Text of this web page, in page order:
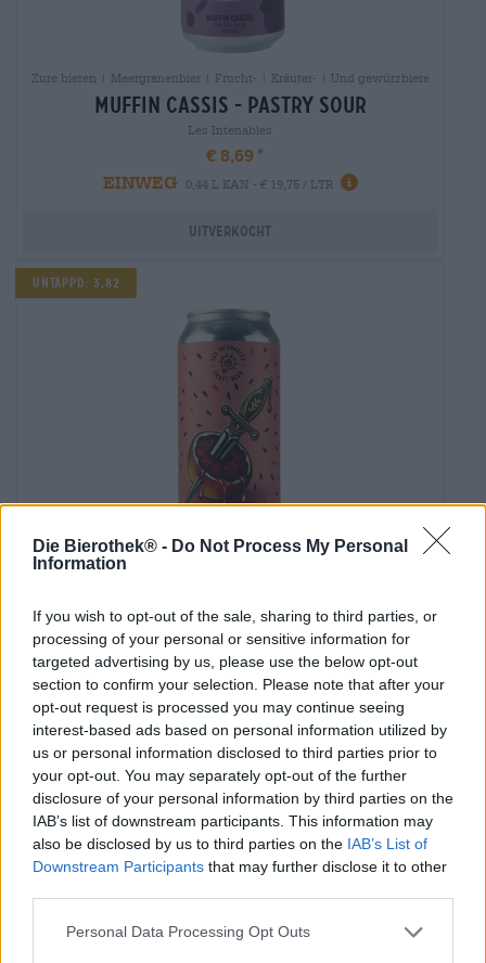
Die Bierothek® - Do Not Process My Personal
Information
If you wish to opt-out of the sale, sharing to third parties, or
processing of your personal or sensitive information for
targeted advertising by us, please use the below opt-out
section to confirm your selection. Please note that after your
opt-out request is processed you may continue seeing
interest-based ads based on personal information utilized by
us or personal information disclosed to third parties prior to
your opt-out. You may separately opt-out of the further
disclosure of your personal information by third parties on the
IAB’s list of downstream participants. This information may
also be disclosed by us to third parties on the IAB’s List of
Downstream Participants that may further disclose it to other
Personal Data Processing Opt Outs
Zure bieren | Meergranenbier | Frucht- | Kräuter- | Und gewürzbiere
muffin cassis - pastry sour
Les Intenables
€ 8,69
EINWEG
0,44 L KAN - € 19,75 / LTR
Uitverkocht
UNTAPPD: 3,82
sicilian blood - fruited sour
Les Intenables
€ 7,59
EINWEG
0,44 L KAN - € 17,25 / LTR
Uitverkocht
UNTAPPD: 3,83